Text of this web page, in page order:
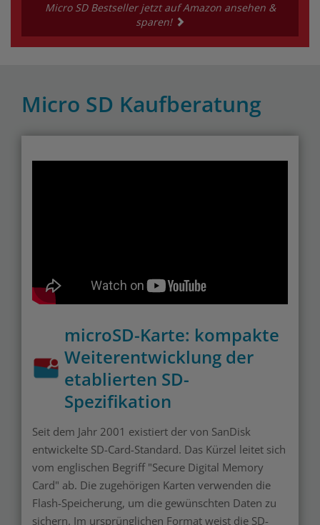
Micro SD Bestseller jetzt auf Amazon ansehen &
sparen!
Micro SD Kaufberatung
microSD-Karte: kompakte
Weiterentwicklung der
etablierten SD-
Spezifikation
Seit dem Jahr 2001 existiert der von SanDisk
entwickelte SD-Card-Standard. Das Kürzel leitet sich
vom englischen Begriff "Secure Digital Memory
Card" ab. Die zugehörigen Karten verwenden die
Flash-Speicherung, um die gewünschten Daten zu
sichern. Im ursprünglichen Format weist die SD-